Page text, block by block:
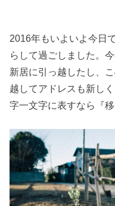
2016年もいよいよ今日
らして過ごしました。
新居に引っ越したし、
越してアドレスも新し
字一文字に表すなら『移